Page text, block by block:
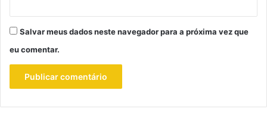
Salvar meus dados neste navegador para a próxima vez que
eu comentar.